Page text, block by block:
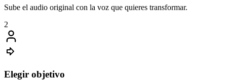
Sube el audio original con la voz que quieres transformar.
2
Elegir objetivo